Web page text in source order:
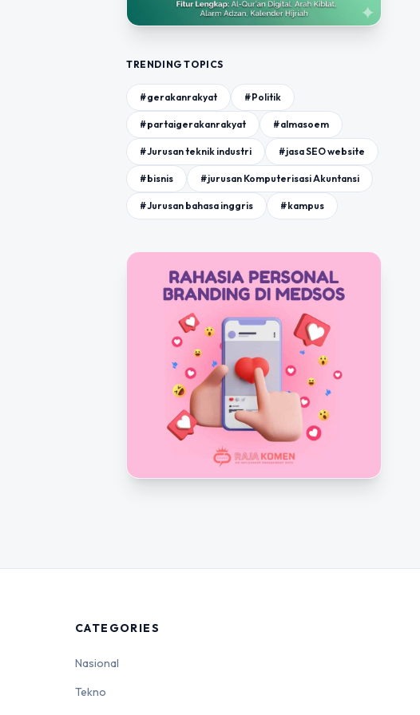
TRENDING TOPICS
#gerakanrakyat #Politik
#partaigerakanrakyat #almasoem
#Jurusan teknik industri #jasa SEO website
#bisnis #jurusan Komputerisasi Akuntansi
#Jurusan bahasa inggris #kampus
CATEGORIES
Nasional
Tekno